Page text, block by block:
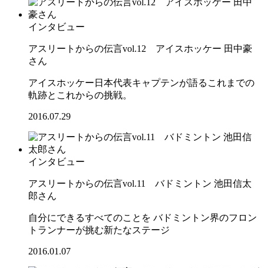
インタビュー
アスリートからの伝言vol.12 アイスホッケー 田中豪
さん
アイスホッケー日本代表キャプテンが語るこれまでの
軌跡とこれからの挑戦。
2016.07.29
インタビュー
アスリートからの伝言vol.11 バドミントン 池田信太
郎さん
自分にできるすべてのことを バドミントン界のフロン
トランナーが挑む新たなステージ
2016.01.07